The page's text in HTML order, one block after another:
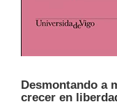
Desmontando a
crecer en